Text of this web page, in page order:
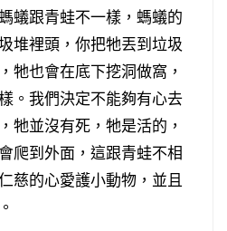
蟻跟青蛙不一樣，螞蟻的
堆裡頭，你把牠丟到垃圾
牠也會在底下挖洞做窩，
。我們決定不能夠有心去
牠並沒有死，牠是活的，
爬到外面，這跟青蛙不相
慈的心愛護小動物，並且